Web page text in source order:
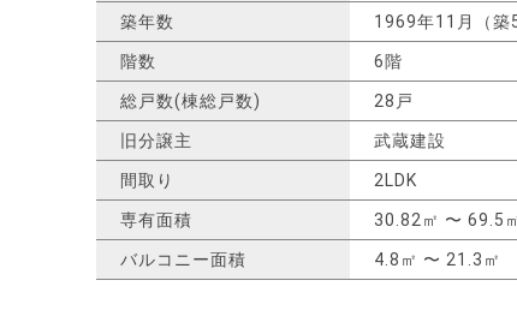
築年数 1969年11月（築
階数 6階
総戸数(棟総戸数) 28戸
旧分譲主 武蔵建設
間取り 2LDK
専有面積 30.82㎡ 〜 69.5
バルコニー面積 4.8㎡ 〜 21.3㎡